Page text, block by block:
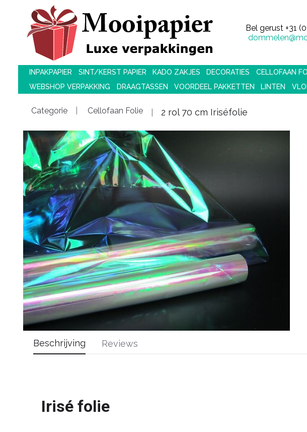
Bel gerust +31
INPAKPAPIER SINT/KERST PAPIER KADO ZAKJES DECORATIES CELLOFAAN
WEBSHOP VERPAKKING
DRAAGTASSEN VOORDEEL PAKKETTEN LINTEN
Categorie Cellofaan Folie 2 rol 70 cm Iriséfolie
Beschrijving
Irisé folie
Reviews